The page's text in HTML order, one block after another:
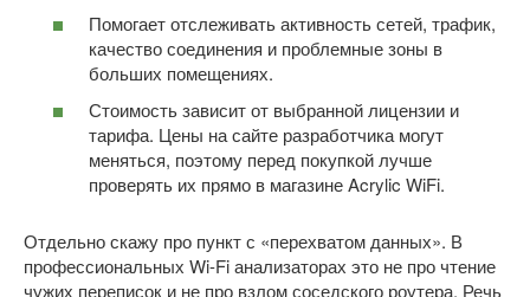
Помогает отслеживать активность сетей, трафик,
качество соединения и проблемные зоны в
больших помещениях.
Стоимость зависит от выбранной лицензии и
тарифа. Цены на сайте разработчика могут
меняться, поэтому перед покупкой лучше
проверять их прямо в магазине Acrylic WiFi.
Отдельно скажу про пункт с «перехватом данных». В
профессиональных Wi-Fi анализаторах это не про чтение
чужих переписок и не про взлом соседского роутера. Речь